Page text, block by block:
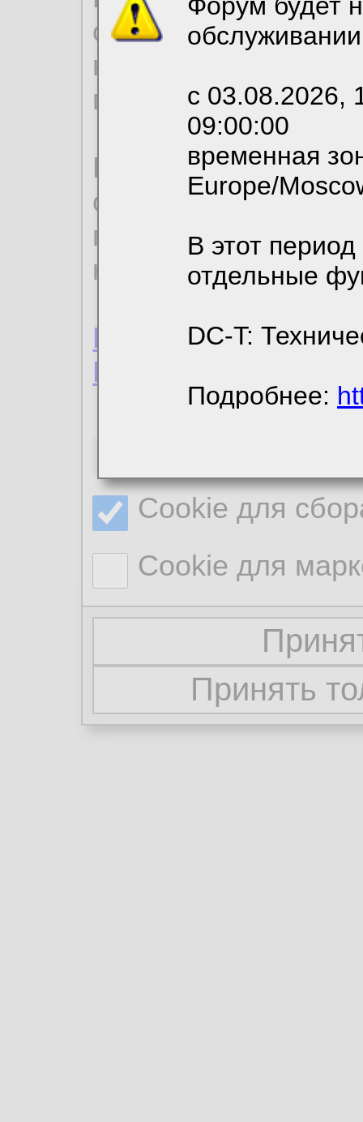
с 03.08.2026,
09:00:00
временная
Europe/
В этот
отдельные
DC-T:
Подробнее:
согласие на
необходимых для
вы можете
По
ознакомиться с
пользовательским
Пользовательское
Политика
Cookie для
Cookie для